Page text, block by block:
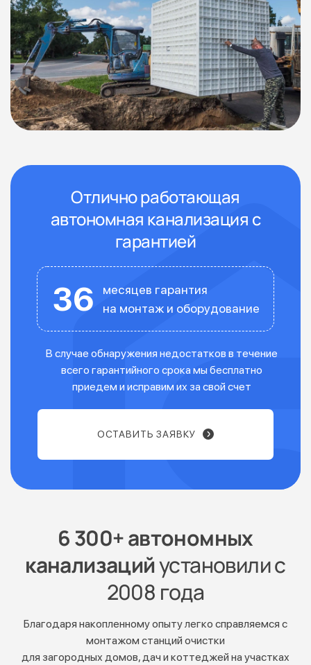
Отлично работающая
автономная канализация с
гарантией
36
месяцев гарантия
на монтаж и оборудование
В случае обнаружения недостатков в течение
всего гарантийного срока мы бесплатно
приедем и исправим их за свой счет
ОСТАВИТЬ ЗАЯВКУ
6 300+ автономных
канализацийустановили с
2008 года
Благодаря накопленному опыту легко справляемся с
монтажом станций очистки
для загородных домов, дач и коттеджей на участках